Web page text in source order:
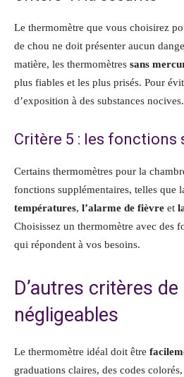
Le thermomètre que vous choisirez
de chou ne doit présenter aucun
matière, les thermomètres sans
plus fiables et les plus prisés. Pour
d’exposition à des substances nocives.
Critère 5 : les fonctions
Certains thermomètres pour la
fonctions supplémentaires, telles que
températures, l’alarme de fièvre et
Choisissez un thermomètre avec des
qui répondent à vos besoins.
D’autres critères
négligeables
Le thermomètre idéal doit être
graduations claires, des codes